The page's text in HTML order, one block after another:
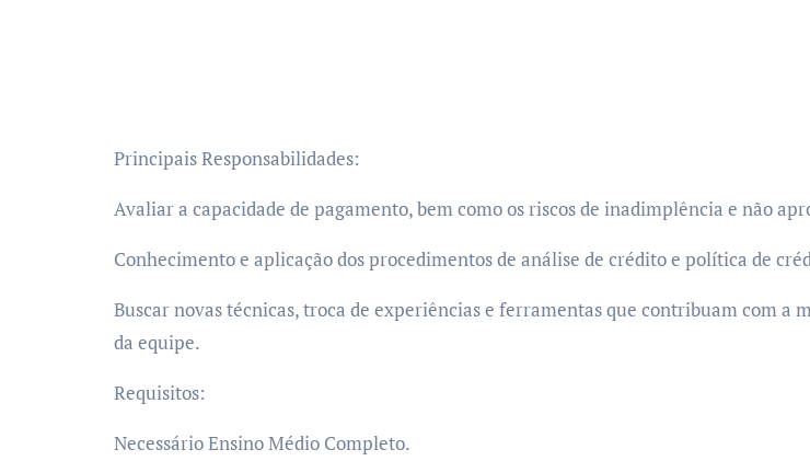
Principais Responsabilidades:
Avaliar a capacidade de pagamento, bem como os riscos de inadimplência e não
Conhecimento e aplicação dos procedimentos de análise de crédito e política de
Buscar novas técnicas, troca de experiências e ferramentas que contribuam com
da equipe.
Requisitos:
Necessário Ensino Médio Completo.